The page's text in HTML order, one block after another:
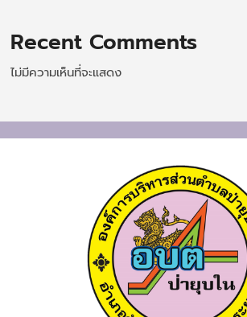
Recent Comments
ไม่มีความเห็นที่จะแสดง